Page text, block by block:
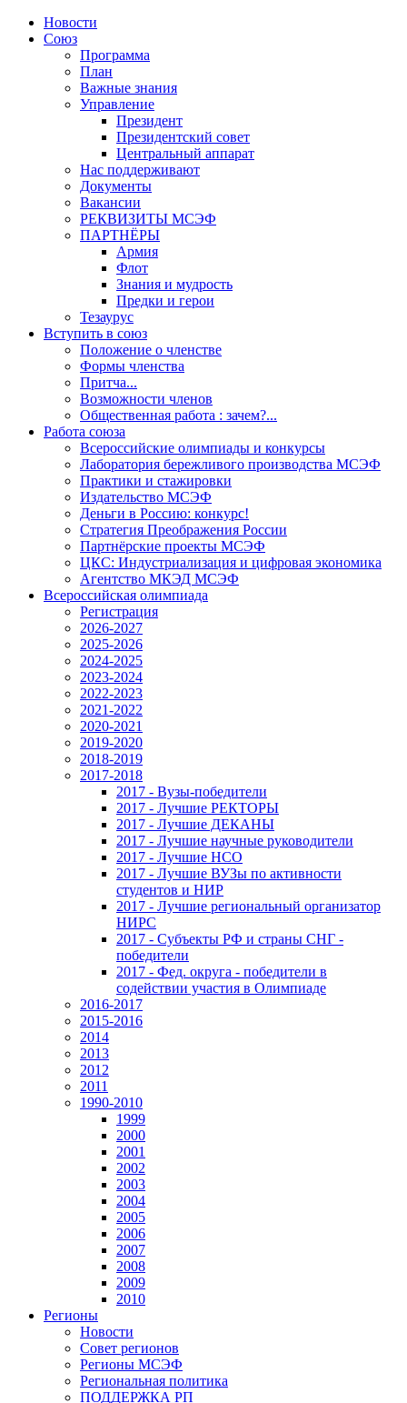
Новости
Союз
Программа
План
Важные знания
Управление
Президент
Президентский совет
Центральный аппарат
Нас поддерживают
Документы
Вакансии
РЕКВИЗИТЫ МСЭФ
ПАРТНЁРЫ
Армия
Флот
Знания и мудрость
Предки и герои
Тезаурус
Вступить в союз
Положение о членстве
Формы членства
Притча...
Возможности членов
Общественная работа : зачем?...
Работа союза
Всероссийские олимпиады и конкурсы
Лаборатория бережливого производства МСЭФ
Практики и стажировки
Издательство МСЭФ
Деньги в Россию: конкурс!
Стратегия Преображения России
Партнёрские проекты МСЭФ
ЦКС: Индустриализация и цифровая экономика
Агентство МКЭД МСЭФ
Всероссийская олимпиада
Регистрация
2026-2027
2025-2026
2024-2025
2023-2024
2022-2023
2021-2022
2020-2021
2019-2020
2018-2019
2017-2018
2017 - Вузы-победители
2017 - Лучшие РЕКТОРЫ
2017 - Лучшие ДЕКАНЫ
2017 - Лучшие научные руководители
2017 - Лучшие НСО
2017 - Лучшие ВУЗы по активности
студентов и НИР
2017 - Лучшие региональный организатор
НИРС
2017 - Субъекты РФ и страны СНГ -
победители
2017 - Фед. округа - победители в
содействии участия в Олимпиаде
2016-2017
2015-2016
2014
2013
2012
2011
1990-2010
1999
2000
2001
2002
2003
2004
2005
2006
2007
2008
2009
2010
Регионы
Новости
Совет регионов
Регионы МСЭФ
Региональная политика
ПОДДЕРЖКА РП